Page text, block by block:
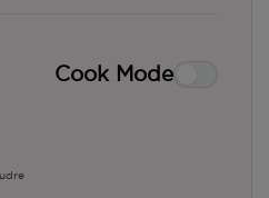
Cook Mode